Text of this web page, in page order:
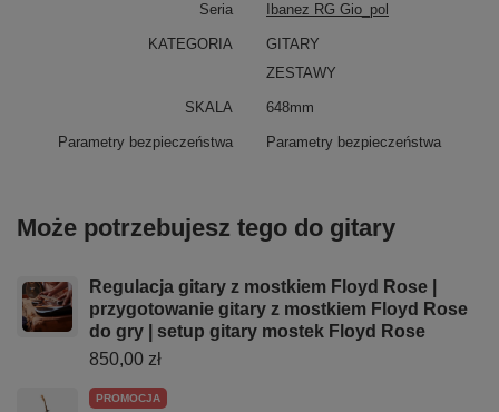
Seria Ibanez RG Gio_pol
KATEGORIA
GITARY
ZESTAWY
SKALA 648mm
Parametry bezpieczeństwa Parametry bezpieczeństwa
Może potrzebujesz tego do gitary
Regulacja gitary z mostkiem Floyd Rose |
przygotowanie gitary z mostkiem Floyd Rose
do gry | setup gitary mostek Floyd Rose
850,00 zł
PROMOCJA